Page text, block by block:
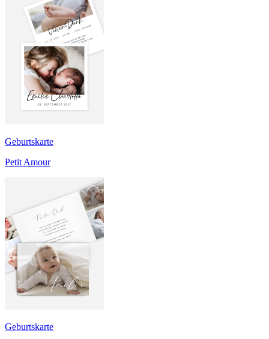
Geburtskarte
Petit Amour
Geburtskarte